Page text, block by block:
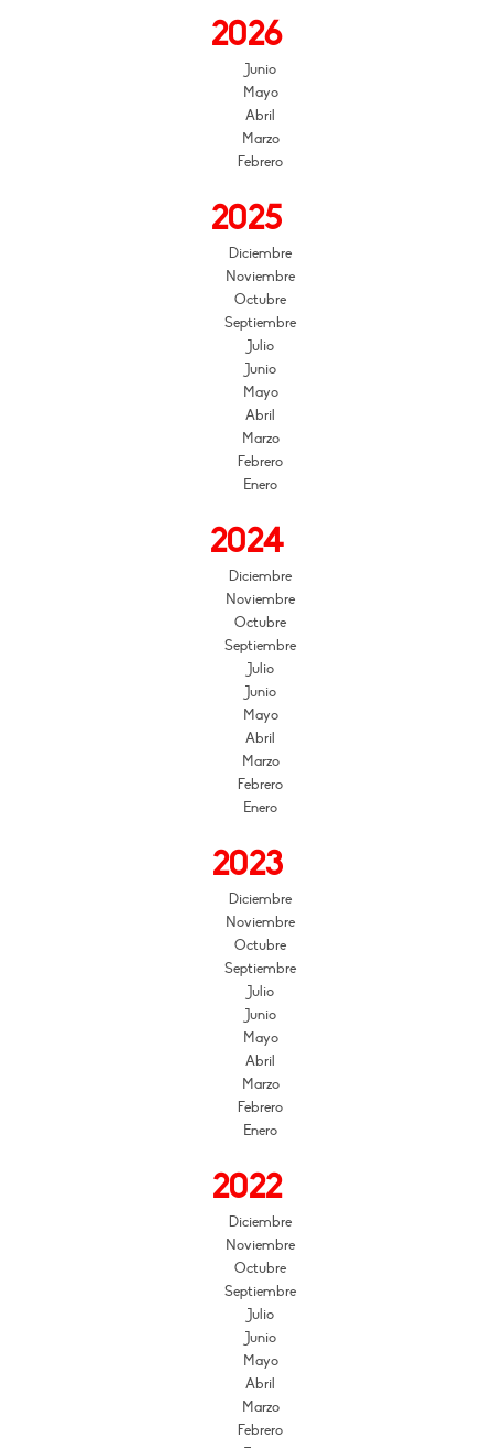
2026
Junio
Mayo
Abril
Marzo
Febrero
2025
Diciembre
Noviembre
Octubre
Septiembre
Julio
Junio
Mayo
Abril
Marzo
Febrero
Enero
2024
Diciembre
Noviembre
Octubre
Septiembre
Julio
Junio
Mayo
Abril
Marzo
Febrero
Enero
2023
Diciembre
Noviembre
Octubre
Septiembre
Julio
Junio
Mayo
Abril
Marzo
Febrero
Enero
2022
Diciembre
Noviembre
Octubre
Septiembre
Julio
Junio
Mayo
Abril
Marzo
Febrero